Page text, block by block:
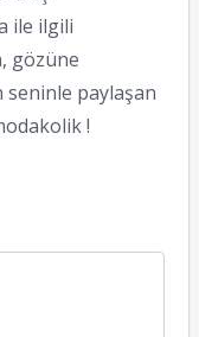
ile ilgili
gözüne
seninle paylaşan
!